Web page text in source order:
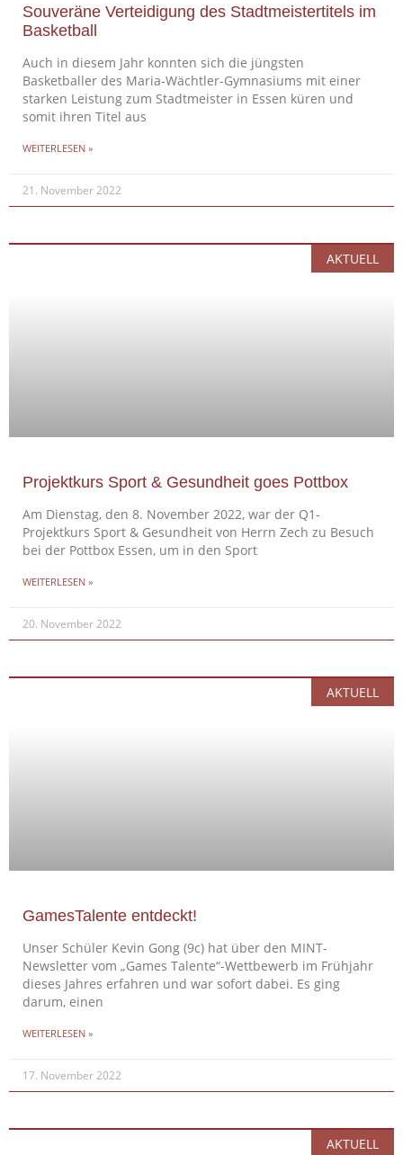
Souveräne Verteidigung des Stadtmeistertitels im
Basketball
Auch in diesem Jahr konnten sich die jüngsten
Basketballer des Maria-Wächtler-Gymnasiums mit einer
starken Leistung zum Stadtmeister in Essen küren und
somit ihren Titel aus
WEITERLESEN »
21. November 2022
AKTUELL
Projektkurs Sport & Gesundheit goes Pottbox
Am Dienstag, den 8. November 2022, war der Q1-
Projektkurs Sport & Gesundheit von Herrn Zech zu Besuch
bei der Pottbox Essen, um in den Sport
WEITERLESEN »
20. November 2022
AKTUELL
GamesTalente entdeckt!
Unser Schüler Kevin Gong (9c) hat über den MINT-
Newsletter vom „Games Talente“-Wettbewerb im Frühjahr
dieses Jahres erfahren und war sofort dabei. Es ging
darum, einen
WEITERLESEN »
17. November 2022
AKTUELL